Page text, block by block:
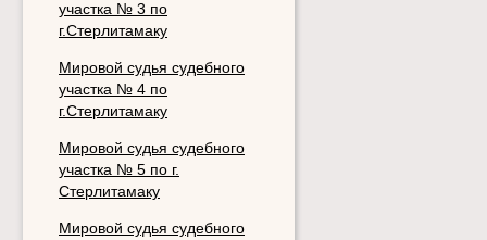
участка № 3 по
г.Стерлитамаку
Мировой судья судебного
участка № 4 по
г.Стерлитамаку
Мировой судья судебного
участка № 5 по г.
Стерлитамаку
Мировой судья судебного